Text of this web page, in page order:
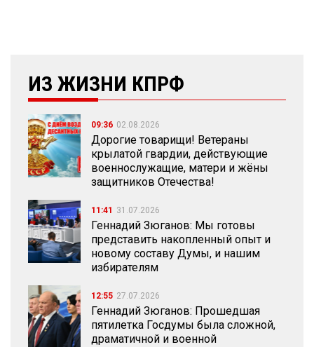
ИЗ ЖИЗНИ КПРФ
09:36 02.08.2026
Дорогие товарищи! Ветераны
крылатой гвардии, действующие
военнослужащие, матери и жёны
защитников Отечества!
11:41 31.07.2026
Геннадий Зюганов: Мы готовы
представить накопленный опыт и
новому составу Думы, и нашим
избирателям
12:55 27.07.2026
Геннадий Зюганов: Прошедшая
пятилетка Госдумы была сложной,
драматичной и военной